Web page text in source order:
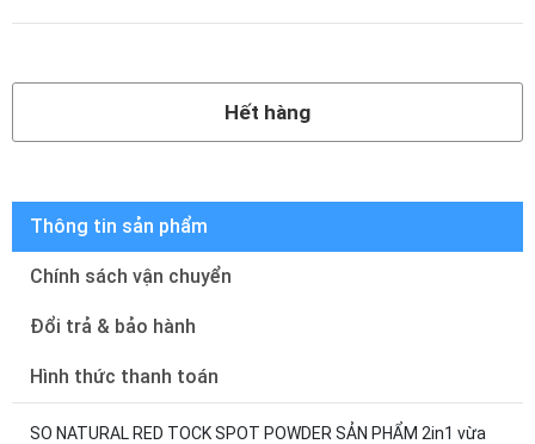
Hết hàng
Thông tin sản phẩm
Chính sách vận chuyển
Đổi trả & bảo hành
Hình thức thanh toán
SO NATURAL RED TOCK SPOT POWDER SẢN PHẨM 2in1 vừa